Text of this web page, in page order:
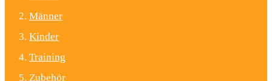
Männer
Kinder
Training
Zubehör